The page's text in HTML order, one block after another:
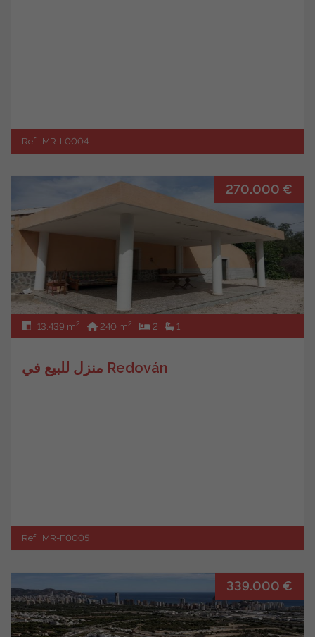
Ref. IMR-L0004
270.000 €
13.439 m2 240 m2 2 1
منزل للبيع في Redován
Ref. IMR-F0005
339.000 €